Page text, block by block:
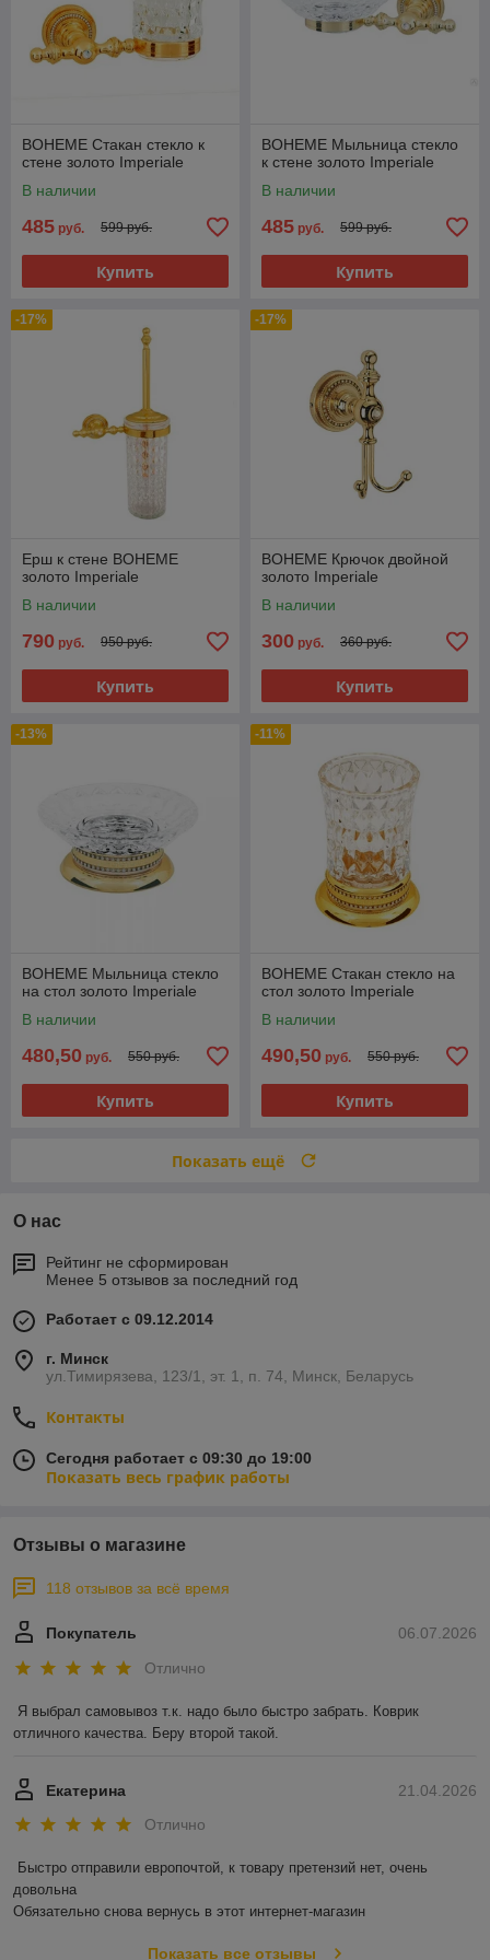
BOHEME Стакан стекло к
стене золото Imperiale
В наличии
485 руб. 599 руб.
Купить
BOHEME Мыльница стекло
к стене золото Imperiale
В наличии
485 руб. 599 руб.
Купить
-17%
Ерш к стене BOHEME
золото Imperiale
В наличии
790 руб. 950 руб.
Купить
-17%
BOHEME Крючок двойной
золото Imperiale
В наличии
300 руб. 360 руб.
Купить
-13%
BOHEME Мыльница стекло
на стол золото Imperiale
В наличии
480,50 руб. 550 руб.
Купить
-11%
BOHEME Стакан стекло на
стол золото Imperiale
В наличии
490,50 руб. 550 руб.
Купить
Показать ещё
О нас
Рейтинг не сформирован
Менее 5 отзывов за последний год
Работает с 09.12.2014
г. Минск
ул.Тимирязева, 123/1, эт. 1, п. 74, Минск, Беларусь
Контакты
Сегодня работает с 09:30 до 19:00
Показать весь график работы
Отзывы о магазине
118 отзывов за всё время
06.07.2026
Покупатель
Отлично
Я выбрал самовывоз т.к. надо было быстро забрать. Коврик
отличного качества. Беру второй такой.
21.04.2026
Екатерина
Отлично
Быстро отправили европочтой, к товару претензий нет, очень
довольна
Обязательно снова вернусь в этот интернет-магазин
Показать все отзывы